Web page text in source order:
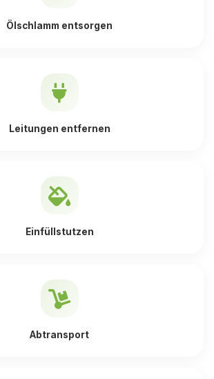
Ölschlamm entsorgen
Leitungen entfernen
Einfüllstutzen
Abtransport